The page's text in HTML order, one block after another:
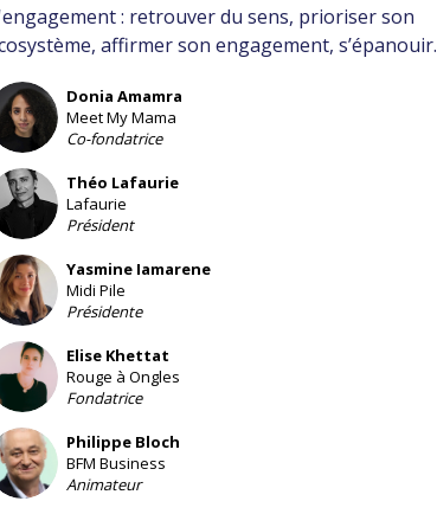
: retrouver du sens, prioriser son
affirmer son engagement, s’épanouir.
Donia Amamra
Meet My Mama
Co-fondatrice
TL Théo Lafaurie
Lafaurie
Président
YI Yasmine Iamarene
Midi Pile
Présidente
EK Elise Khettat
Rouge à Ongles
Fondatrice
PB Philippe Bloch
BFM Business
Animateur